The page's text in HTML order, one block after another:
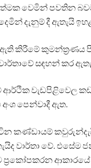
වෙමින් පවතින
දෙමින් දැනුම් දී ඇතැයි
ඇති කිරීමේ
සඳහන් කර
ආර්ථික වැඩපිළිවෙල
පෙන්වාදී ඇත.
කණ්ඩායම්
වාර්තා වේ.
ආකාරයේ